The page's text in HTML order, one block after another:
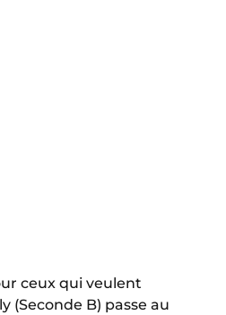
ceux qui veulent
(Seconde B) passe au